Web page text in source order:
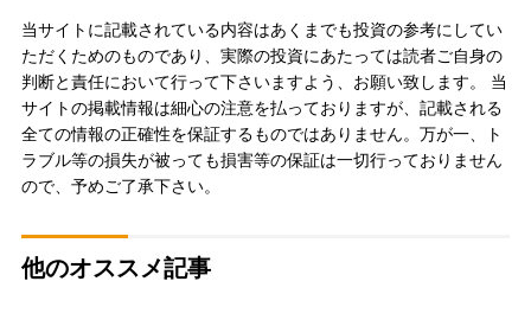
当サイトに記載されている内容はあくまでも投資の参考にしてい
ただくためのものであり、実際の投資にあたっては読者ご自身の
判断と責任において行って下さいますよう、お願い致します。 当
サイトの掲載情報は細心の注意を払っておりますが、記載される
全ての情報の正確性を保証するものではありません。万が一、ト
ラブル等の損失が被っても損害等の保証は一切行っておりません
ので、予めご了承下さい。
他のオススメ記事